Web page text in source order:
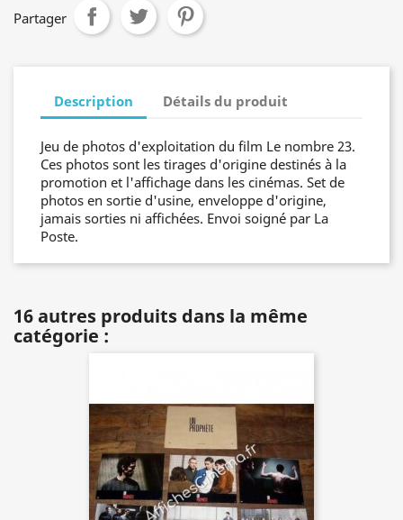
Partager
Description Détails du produit
Jeu de photos d'exploitation du film Le nombre 23.
Ces photos sont les tirages d'origine destinés à la
promotion et l'affichage dans les cinémas. Set de
photos en sortie d'usine, enveloppe d'origine,
jamais sorties ni affichées. Envoi soigné par La
Poste.
16 autres produits dans la même
catégorie :